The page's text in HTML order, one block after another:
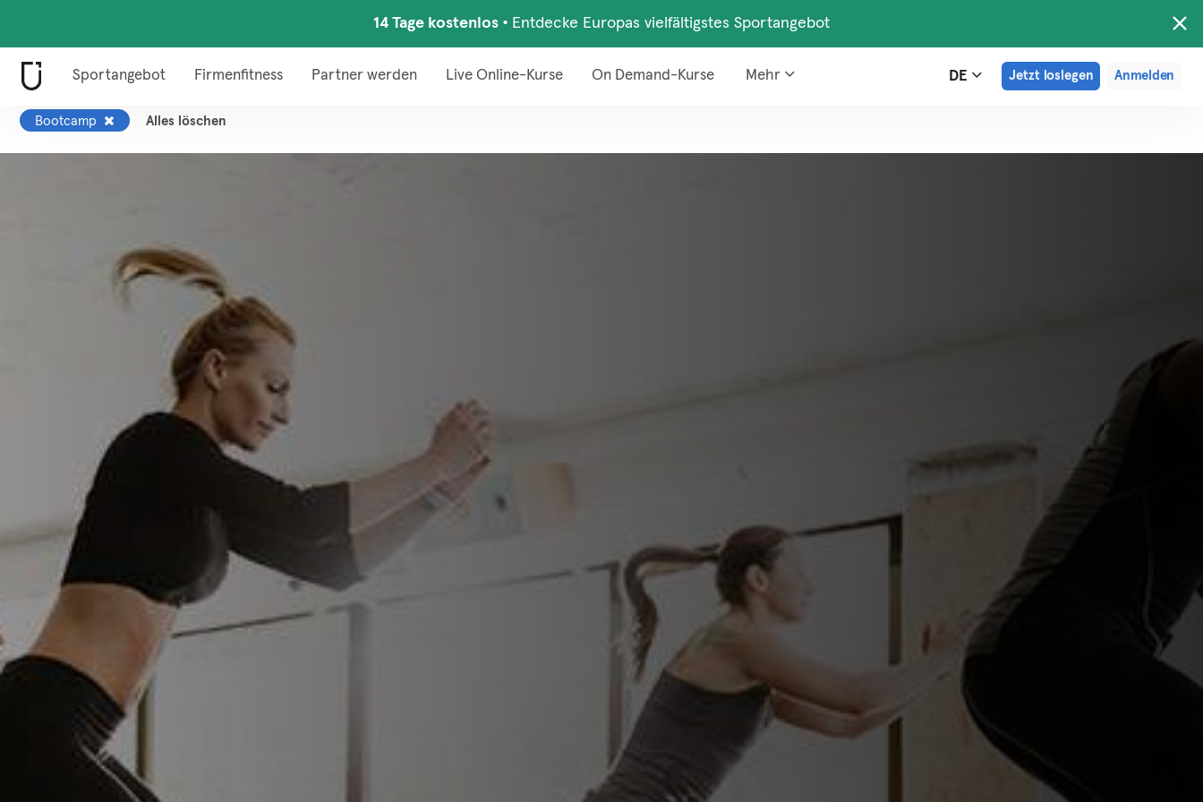
14 Tage kostenlos • Entdecke Europas vielfältigstes Sportangebot
Sportangebot Firmenfitness Partner werden Live Online-Kurse On Demand-Kurse Mehr DE Jetzt loslegen Anmelden
Bootcamp Alles löschen